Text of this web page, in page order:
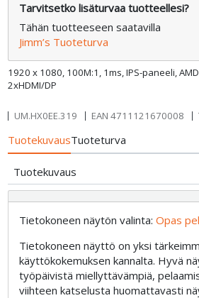
1920 x 1080, 100M:1, 1ms, IPS-paneeli,
2xHDMI/DP
Tarvitsetko lisäturvaa tuotteellesi?
Tähän tuotteeseen saatavilla
Jimm’s Tuoteturva
UM.HX0EE.319 EAN 4711121670008
TuotekuvausTuoteturva
Tuotekuvaus
Tietokoneen näytön valinta:Opas
Tietokoneen näyttö on yksi
käyttökokemuksen kannalta. Hyvä
työpäivistä miellyttävämpiä,
viihteen katselusta huomattavasti